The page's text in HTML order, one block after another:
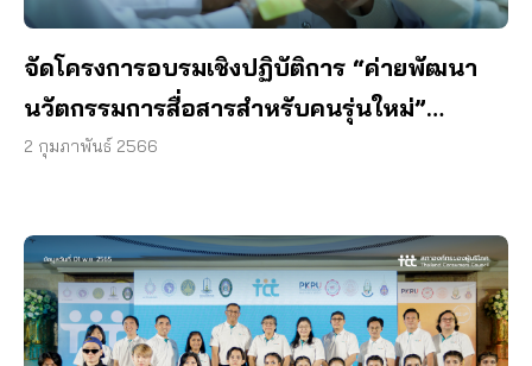
จัดโครงการอบรมเชิงปฏิบัติการ “ค่ายพัฒนา
นวัตกรรมการสื่อสารสำหรับคนรุ่นใหม่”
มหาวิทยาลัยที่ 7 สภาผู้บริโภค จับมือ ม.วลัย
2 กุมภาพันธ์ 2566